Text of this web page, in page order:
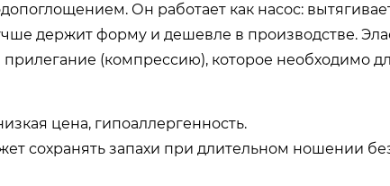
Он работает как насос:
держит форму и дешевле в производстве.
(компрессию), которое необходимо
цена, гипоаллергенность.
сохранять запахи при длительном ношении